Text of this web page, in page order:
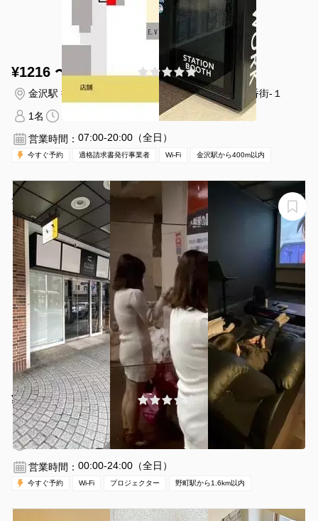
¥1216 〜 ¥1216
(0件)
金沢駅 徒歩1分
石川県金沢市木ノ新保町１-金沢百番街-１
1名
営業時間： 07:00-20:00（全日）
今すぐ予約 適格請求書発行事業者 Wi-Fi 金沢駅から400m以内
金沢市片町のプライベートシアターです。
アクティブシアター
¥1800 〜 ¥2700 /時間
(0件)
野町駅 徒歩15分石川県金沢市片町２丁目１−３
1〜20名
2時間〜
営業時間： 00:00-24:00（全日）
今すぐ予約 Wi-Fi プロジェクター 野町駅から1.6km以内